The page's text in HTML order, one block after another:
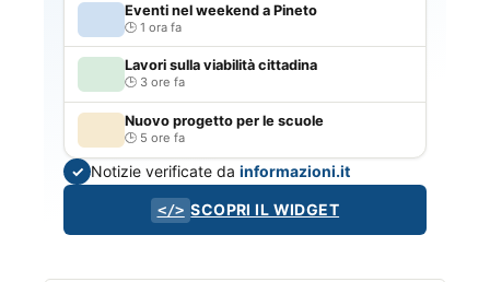
Eventi nel weekend a Pineto
1 ora fa
Lavori sulla viabilità cittadina
3 ore fa
Nuovo progetto per le scuole
5 ore fa
✓ Notizie verificate dainformazioni.it
</> SCOPRI IL WIDGET